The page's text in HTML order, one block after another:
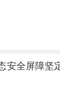
全屏障坚